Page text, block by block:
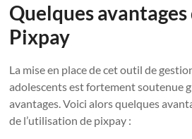
Quelques
Pixpay
La mise en place de cet outil de
adolescents est fortement soutenue
avantages. Voici alors quelques
de l’utilisation de pixpay :